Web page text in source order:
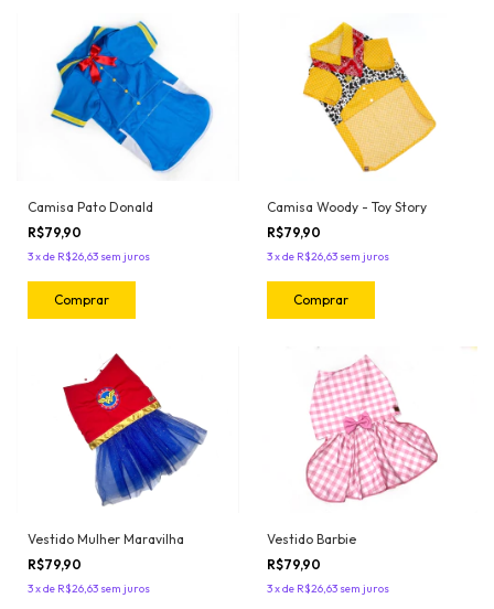
Camisa Pato Donald
R$79,90
3xde R$26,63 sem juros
Comprar
Camisa Woody - Toy Story
R$79,90
3xde R$26,63 sem juros
Comprar
Vestido Mulher Maravilha
R$79,90
3xde R$26,63 sem juros
Vestido Barbie
R$79,90
3xde R$26,63 sem juros